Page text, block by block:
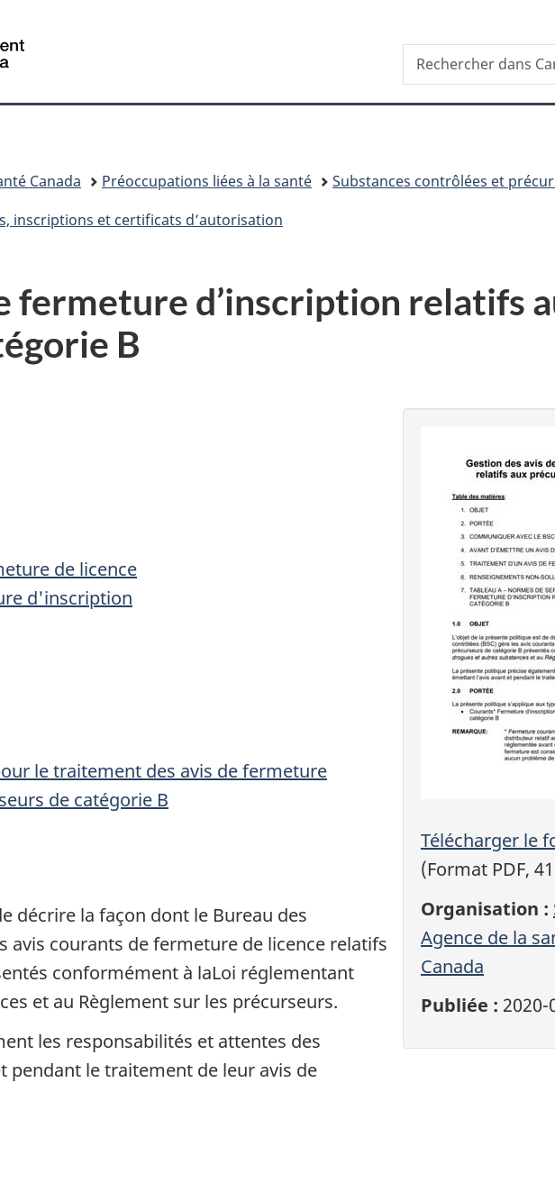
sujet
HTML
Canada
Rechercher
dans
Canada Préoccupations liées à la santé
Substances contrôlées et
inscriptions et certificats d’autorisation
fermeture d’inscription relatifs
B
Télécharger le
(Format PDF,
Organisation :
Agence de la
Canada
Publiée : 2020-
de licence
d'inscription
le traitement des avis de fermeture
de catégorie B
décrire la façon dont le Bureau des
avis courants de fermeture de licence relatifs
conformément à laLoi réglementant
et au Règlement sur les précurseurs.
les responsabilités et attentes des
le traitement de leur avis de